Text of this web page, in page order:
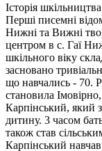
Історія
Перші писемні
Нижні та Вижні
центром в с. Гаї
шкільного віку
засновано
що навчались - 70.
становила
Карпінський, який
дитину. 3 часом
також став
Карпінський